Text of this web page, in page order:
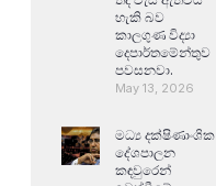
හැකි බව
කාලගුණ විද්‍යා
දෙපාර්තමේන්තුව
පවසනවා.
May 13, 2026
මධ්‍ය දක්ෂිණාංශික
දේශපාලන
කඳවුරෙන්